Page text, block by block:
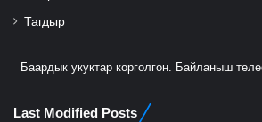
Тагдыр
Баардык укуктар корголгон. Байланыш
Last Modified Posts